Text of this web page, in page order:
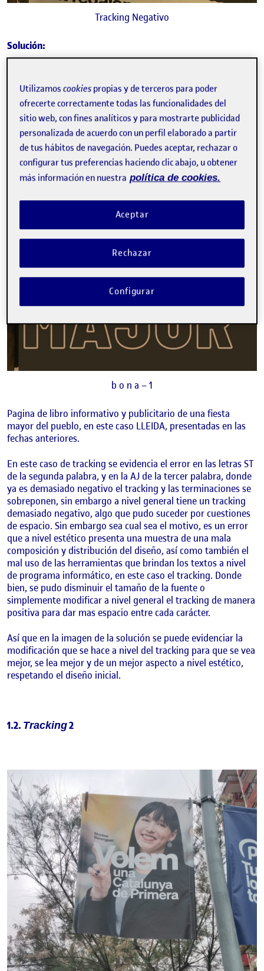
Tracking Negativo
Solución:
b o n a – 1
Pagina de libro informativo y publicitario de una fiesta
mayor del pueblo, en este caso LLEIDA, presentadas en las
fechas anteriores.
En este caso de tracking se evidencia el error en las letras ST
de la segunda palabra, y en la AJ de la tercer palabra, donde
ya es demasiado negativo el tracking y las terminaciones se
sobreponen, sin embargo a nivel general tiene un tracking
demasiado negativo, algo que pudo suceder por cuestiones
de espacio. Sin embargo sea cual sea el motivo, es un error
que a nivel estético presenta una muestra de una mala
composición y distribución del diseño, así como también el
mal uso de las herramientas que brindan los textos a nivel
de programa informático, en este caso el tracking. Donde
bien, se pudo disminuir el tamaño de la fuente o
simplemente modificar a nivel general el tracking de manera
positiva para dar mas espacio entre cada carácter.
Así que en la imagen de la solución se puede evidenciar la
modificación que se hace a nivel del tracking para que se vea
mejor, se lea mejor y de un mejor aspecto a nivel estético,
respetando el diseño inicial.
1.2. Tracking2
Utilizamoscookies propias y de terceros para poder
ofrecerte correctamente todas las funcionalidades del
sitio web, con fines analíticos y para mostrarte publicidad
personalizada de acuerdo con un perfil elaborado a partir
de tus hábitos de navegación. Puedes aceptar, rechazar o
configurar tus preferencias haciendo clic abajo, u obtener
más información en nuestra política de cookies.
Rechazar
Aceptar
Configurar